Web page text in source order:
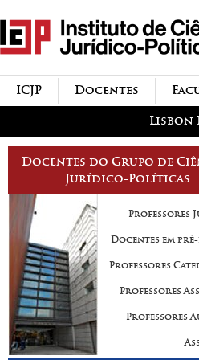
icjp
menu-institucional
Docentes
ICJP
Lisbon
Docentes do Grupo de
Jurídico-Políticas
Professores
Docentes em
Professores
Professores
Professores